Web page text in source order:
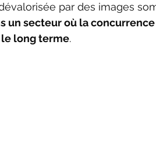
par des images
un secteur où la
long terme.